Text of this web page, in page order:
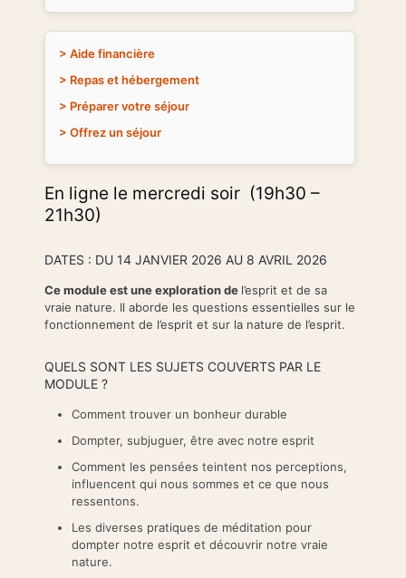
En ligne le mercredi soir (19h30 –
21h30)
DATES : DU 14 JANVIER 2026 AU 8 AVRIL 2026
Ce module est une exploration de l’esprit et de sa
vraie nature. Il aborde les questions essentielles sur le
fonctionnement de l’esprit et sur la nature de l’esprit.
QUELS SONT LES SUJETS COUVERTS PAR LE
MODULE ?
Comment trouver un bonheur durable
Dompter, subjuguer, être avec notre esprit
Comment les pensées teintent nos perceptions,
influencent qui nous sommes et ce que nous
ressentons.
Les diverses pratiques de méditation pour
dompter notre esprit et découvrir notre vraie
nature.
> Aide financière
> Repas et hébergement
> Préparer votre séjour
> Offrez un séjour